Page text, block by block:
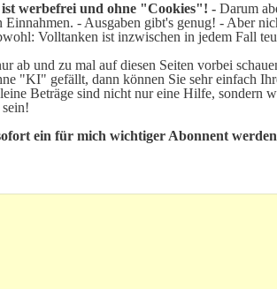
ist werbefrei und ohne "Cookies"! - Darum
Einnahmen. - Ausgaben gibt's genug! - Aber
Volltanken ist inzwischen in jedem Fall
ab und zu mal auf diesen Seiten vorbei
"KI" gefällt, dann können Sie sehr einfach
Beträge sind nicht nur eine Hilfe, sondern
ein für mich wichtiger Abonnent